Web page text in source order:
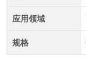
应用领域
规格